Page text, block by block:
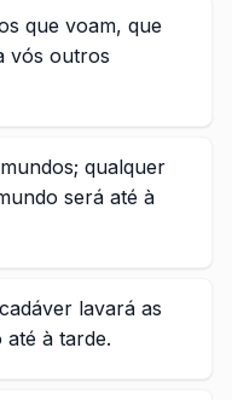
que voam, que
vós outros
qualquer
será até à
lavará as
até à tarde.